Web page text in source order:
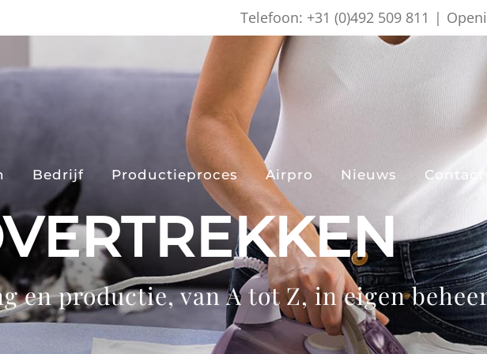
Telefoon: +31 (0)492 509 811 |
Bedrijf Productieproces Airpro Nieuws Contact
en productie, van A tot Z, in eigen